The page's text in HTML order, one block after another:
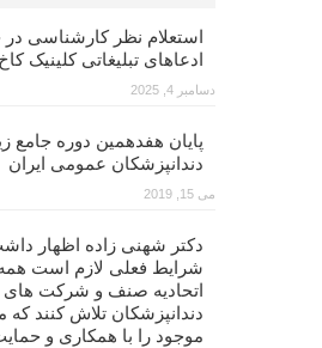
استعلام نظر کارشناسی
ادعاهای تبلیغاتی کلینیک
دسامبر 4, 2025
پایان هفدهمین دوره جامع
دندانپزشکان عمومی ایران
می 15, 2019
دکتر شهنی زاده اظهار
شرایط فعلی لازم است همه
اتحادیه صنف و شرکت های
دندانپزشکان تلاش کنند
موجود را با همکاری و